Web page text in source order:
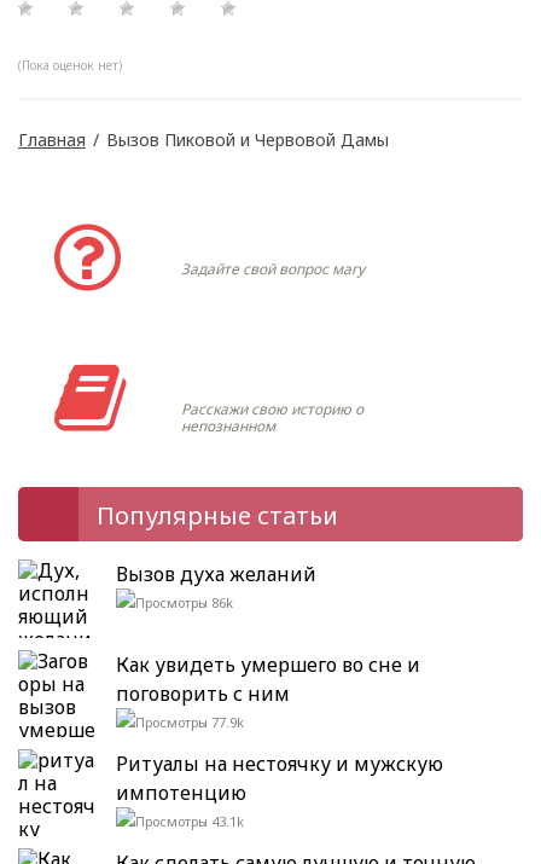
(Пока оценок нет)
Главная / Вызов Пиковой и Червовой Дамы
Задайте свой вопрос магу
Расскажи свою историю о
непознанном
Популярные статьи
Вызов духа желаний
86k
Как увидеть умершего во сне и
поговорить с ним
77.9k
Ритуалы на нестоячку и мужскую
импотенцию
43.1k